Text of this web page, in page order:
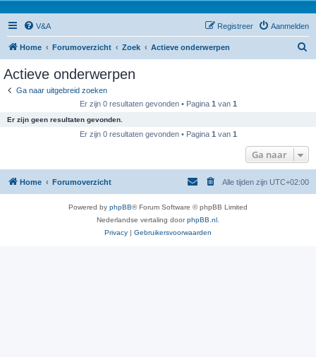
V&A Aanmelden
Registreer
Home Forumoverzicht Zoek Actieve onderwerpen
Actieve onderwerpen
Ga naar uitgebreid zoeken
Er zijn 0 resultaten gevonden • Pagina 1 van 1
Er zijn geen resultaten gevonden.
Er zijn 0 resultaten gevonden • Pagina 1 van 1
Ga naar
Home Forumoverzicht Alle tijden zijn UTC+02:00
Powered by phpBB® Forum Software © phpBB Limited
Nederlandse vertaling doorphpBB.nl
Privacy | Gebruikersvoorwaarden